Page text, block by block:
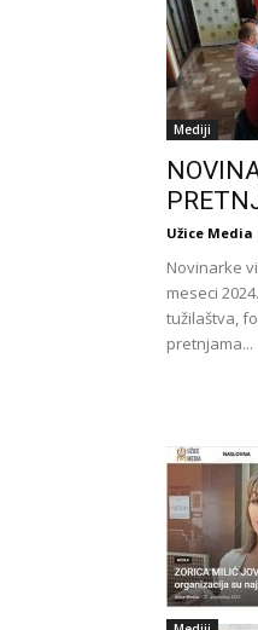
Mediji
Užice Media
Novinarke
meseci
tužilaštva,
pretnjama...